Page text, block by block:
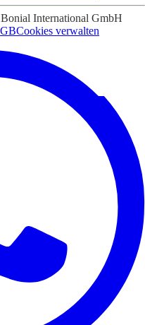
International GmbH
Cookies verwalten